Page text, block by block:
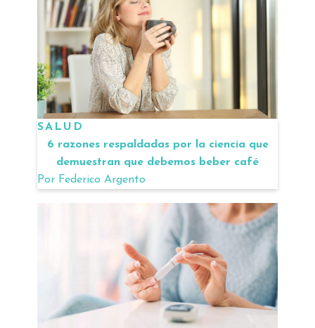
SALUD
6 razones respaldadas por la ciencia que
demuestran que debemos beber café
Por Federico Argento